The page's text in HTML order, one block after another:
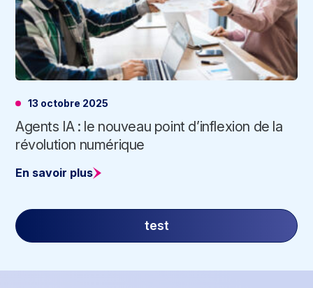
13 octobre 2025
Agents IA : le nouveau point d’inflexion de la
révolution numérique
En savoir plus
test